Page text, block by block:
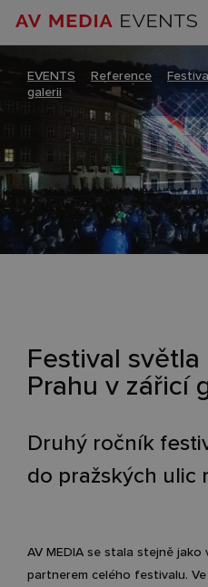
EVENTS Reference –
galerii
Festival
Prahu v zářicí
Druhý ročník
do pražských
AV MEDIA se stala stejně
partnerem celého festivalu.